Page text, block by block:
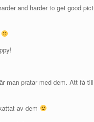
and harder to get good
man pratar med dem. Att få
av dem